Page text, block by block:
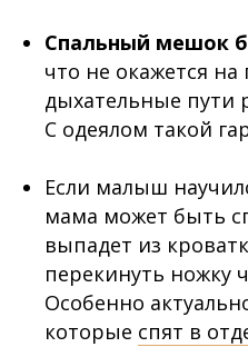
Спальный мешок
что не окажется на
дыхательные пути
С одеялом такой
Если малыш
мама может быть
выпадет из
перекинуть ножку
Особенно
которые спят в